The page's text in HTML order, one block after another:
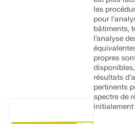
les
pour
bâtiments,
l’analyse
propres
résultats
pertinents
spectre de